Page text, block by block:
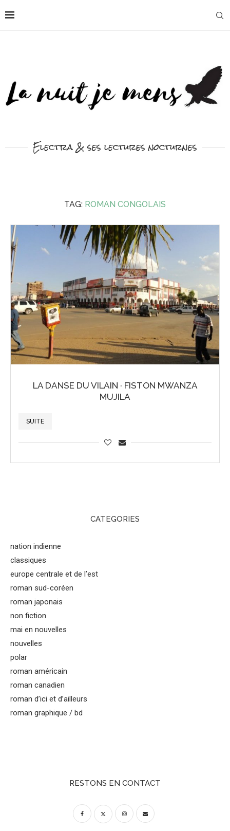
Electra & ses lectures nocturnes
TAG: ROMAN CONGOLAIS
LA DANSE DU VILAIN · FISTON MWANZA
MUJILA
SUITE
CATEGORIES
nation indienne
classiques
europe centrale et de l’est
roman sud-coréen
roman japonais
non fiction
mai en nouvelles
nouvelles
polar
roman américain
roman canadien
roman d’ici et d’ailleurs
roman graphique / bd
RESTONS EN CONTACT